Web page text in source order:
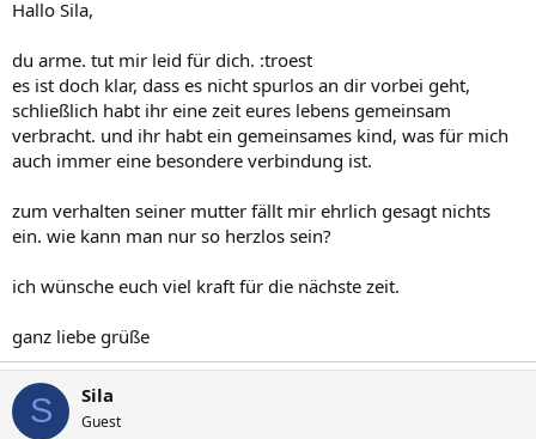
Hallo Sila,
du arme. tut mir leid für dich. :troest
es ist doch klar, dass es nicht spurlos an dir vorbei geht,
schließlich habt ihr eine zeit eures lebens gemeinsam
verbracht. und ihr habt ein gemeinsames kind, was für mich
auch immer eine besondere verbindung ist.
zum verhalten seiner mutter fällt mir ehrlich gesagt nichts
ein. wie kann man nur so herzlos sein?
ich wünsche euch viel kraft für die nächste zeit.
ganz liebe grüße
S Sila
Guest